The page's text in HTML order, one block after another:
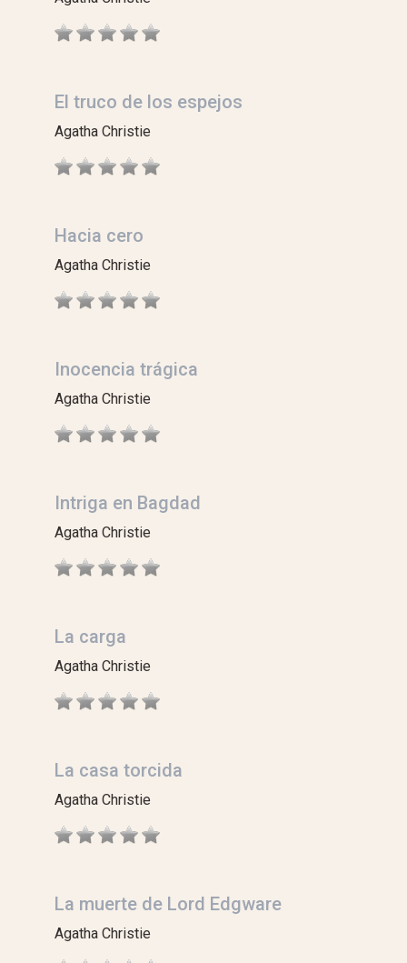
El truco de los espejos
Agatha Christie
Hacia cero
Agatha Christie
Inocencia trágica
Agatha Christie
Intriga en Bagdad
Agatha Christie
La carga
Agatha Christie
La casa torcida
Agatha Christie
La muerte de Lord Edgware
Agatha Christie